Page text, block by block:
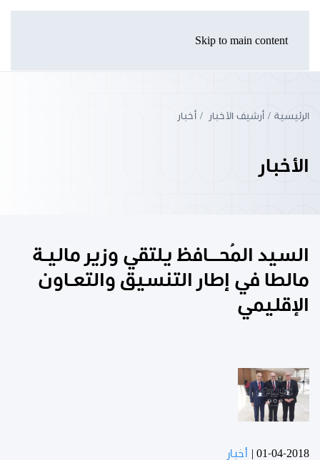
Skip to main content
الرئيسية أرشيف الأخبار أخبار
الأخبار
السيد المُحـــافظ يلتقي وزير ماليـة
مالطا في إطار التنسيق والتعـاون
الإقليمي
01-04-2018 أخبار